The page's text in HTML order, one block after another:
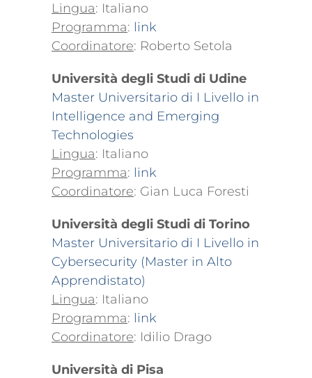
Lingua: Italiano
Programma: link
Coordinatore: Roberto Setola
Università degli Studi di Udine
Master Universitario di I Livello in
Intelligence and Emerging
Technologies
Lingua: Italiano
Programma: link
Coordinatore: Gian Luca Foresti
Università degli Studi di Torino
Master Universitario di I Livello in
Cybersecurity (Master in Alto
Apprendistato)
Lingua: Italiano
Programma: link
Coordinatore: Idilio Drago
Università di Pisa